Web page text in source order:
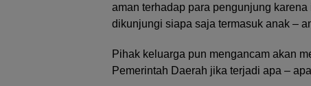
aman terhadap para pengunjung
dikunjungi siapa saja termasuk anak –
Pihak keluarga pun mengancam akan
Pemerintah Daerah jika terjadi apa –